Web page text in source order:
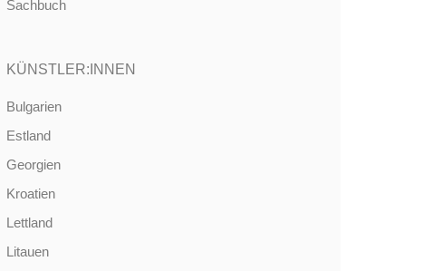
Sachbuch
KÜNSTLER:INNEN
Bulgarien
Estland
Georgien
Kroatien
Lettland
Litauen